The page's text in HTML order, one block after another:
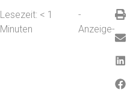
Lesezeit: < 1
Minuten
-
Anzeige-